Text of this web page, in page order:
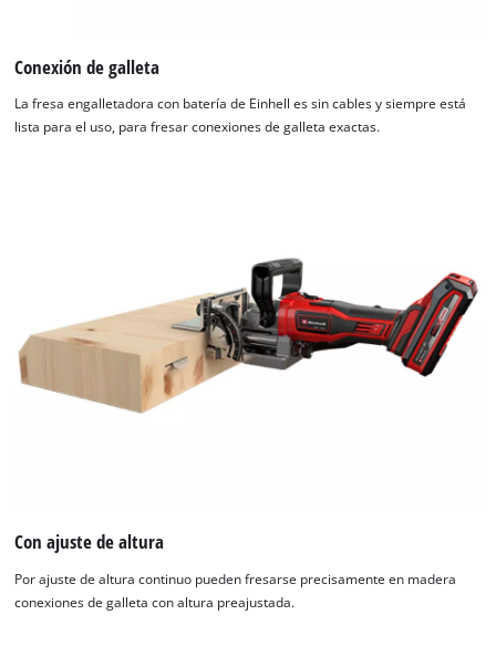
Conexión de galleta
La fresa engalletadora con batería de Einhell es sin cables y siempre está
lista para el uso, para fresar conexiones de galleta exactas.
Con ajuste de altura
Por ajuste de altura continuo pueden fresarse precisamente en madera
conexiones de galleta con altura preajustada.